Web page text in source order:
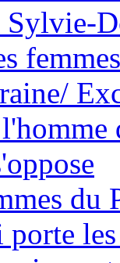
Sylvie-
du
porte